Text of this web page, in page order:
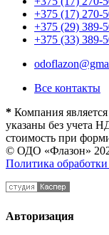
+375 (17) 270-
+375 (29) 389-
+375 (33)
Все контакты
* Компания
указаны без учета
стоимость при
© ОДО «Флазон»
Политика
Авторизация